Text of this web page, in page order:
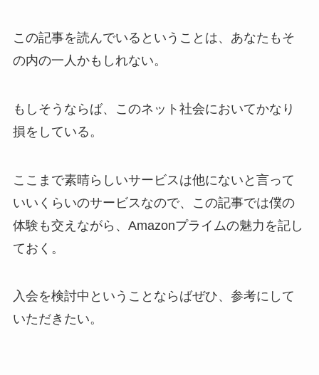
この記事を読んでいるということは、あなたもそ
の内の一人かもしれない。
もしそうならば、このネット社会においてかなり
損をしている。
ここまで素晴らしいサービスは他にないと言って
いいくらいのサービスなので、この記事では僕の
体験も交えながら、Amazonプライムの魅力を記し
ておく。
入会を検討中ということならばぜひ、参考にして
いただきたい。